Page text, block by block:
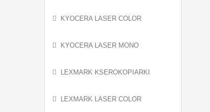
KYOCERA LASER COLOR
KYOCERA LASER MONO
LEXMARK KSEROKOPIARKI
LEXMARK LASER COLOR